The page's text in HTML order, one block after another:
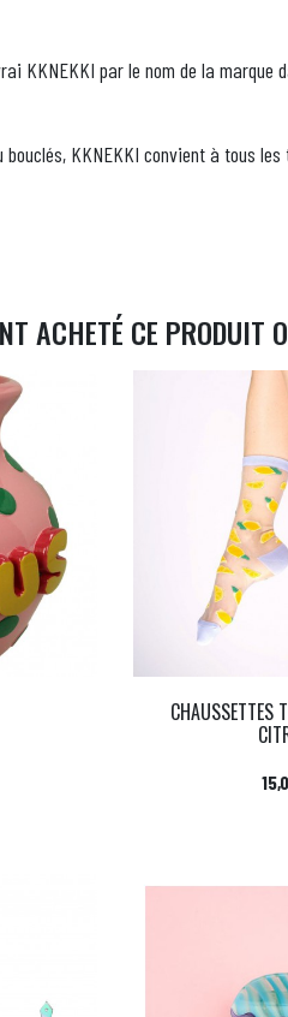
KKNEKKI par le nom de la
bouclés, KKNEKKI convient à tous
ACHETÉ CE PRODUIT
CHAUSSETTES
Prix